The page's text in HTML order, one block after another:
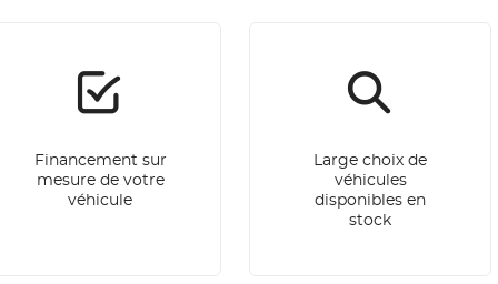
Financement sur
mesure de votre
véhicule
Large choix de
véhicules
disponibles en
stock